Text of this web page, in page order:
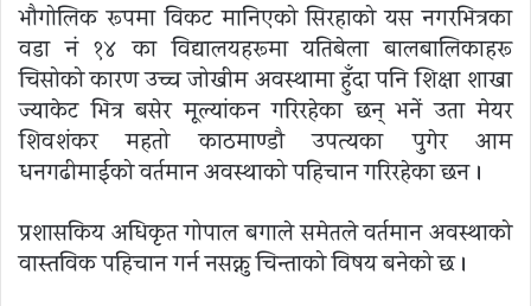
भौगोलिक रूपमा विकट मानिएको सिरहाको यस नगरभित्रका
वडा नं १४ का विद्यालयहरूमा यतिबेला बालबालिकाहरू
चिसोको कारण उच्च जोखीम अवस्थामा हुँदा पनि शिक्षा शाखा
ज्याकेट भित्र बसेर मूल्यांकन गरिरहेका छन् भनें उता मेयर
शिवशंकर महतो काठमाण्डौ उपत्यका पुगेर आम
धनगढीमाईको वर्तमान अवस्थाको पहिचान गरिरहेका छन ।
प्रशासकिय अधिकृत गोपाल बगाले समेतले वर्तमान अवस्थाको
वास्तविक पहिचान गर्न नसक्नु चिन्ताको विषय बनेको छ ।